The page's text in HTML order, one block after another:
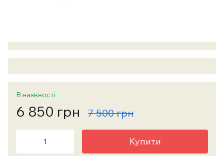
В наявності
6 850 грн 7 500 грн
Купити